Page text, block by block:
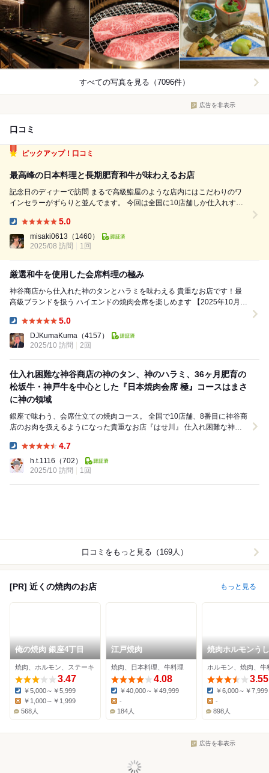
すべての写真を見る（7096件）
広告を非表示
口コミ
ピックアップ！口コミ
最高峰の日本料理と長期肥育和牛が味わえるお店
記念日のディナーで訪問 まるで高級鮨屋のような店内にはこだわりのワ
インセラーがずらりと並んでます。 今回は全国に10店舗しか仕入れする
く極コース(¥35000)で予約しました！ ・小吸物/長芋のすりながし 冷たい
すりながし...
5.0
misaki0613 （1460）
2025/08 訪問
1回
厳選和牛を使用した会席料理の極み
神谷商店から仕入れた神のタンとハラミを味わえる 貴重なお店です！最
高級ブランドを扱う ハイエンドの焼肉会席を楽しめます 【2025年10月
5.0
DJKumaKuma （4157）
2025/10 訪問
2回
仕入れ困難な神谷商店の神のタン、神のハラミ、36ヶ月肥育の
松坂牛・神戸牛を中心とした『日本焼肉会席 極』コースはまさ
に神の領域
銀座で味わう、会席仕立ての焼肉コース。 全国で10店舗、8番目に神谷商
店のお肉を扱えるようになった貴重なお店『はせ川』 仕入れ困難な神谷
4.7
h.t.1116 （702）
2025/10 訪問
1回
口コミをもっと見る（169人）
[PR] 近くの焼肉のお店 もっと見る
俺の焼肉 銀座4丁目
焼肉、ホルモン、ステーキ
3.47
Dinner:
￥5,000～￥5,999
￥1,000～￥1,999
568人
江戸焼肉
焼肉、日本料理、牛料理
4.08
Dinner:
￥40,000～￥49,999
-
184人
焼肉ホルモンう
銀座店
ホルモン、焼肉、牛
3.55
Dinner:
￥6,000～￥7,999
-
898人
広告を非表示